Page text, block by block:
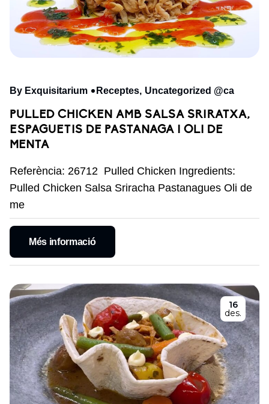
By Exquisitarium Receptes Uncategorized @ca
PULLED CHICKEN AMB SALSA SRIRATXA,
ESPAGUETIS DE PASTANAGA I OLI DE
MENTA
Referència: 26712 Pulled Chicken Ingredients:
Pulled Chicken Salsa Sriracha Pastanagues Oli de
me
Més informació
16
des.